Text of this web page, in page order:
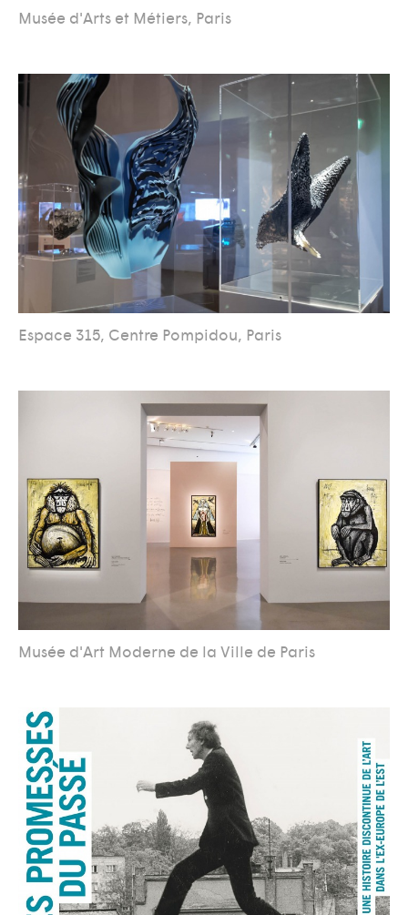
Musée d'Arts et Métiers, Paris
Espace 315, Centre Pompidou, Paris
Musée d'Art Moderne de la Ville de Paris